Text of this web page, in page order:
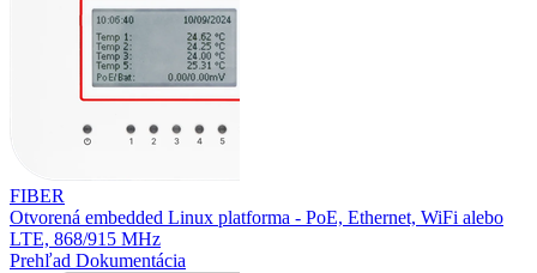
FIBER
Otvorená embedded Linux platforma - PoE, Ethernet, WiFi alebo
LTE, 868/915 MHz
Prehľad Dokumentácia